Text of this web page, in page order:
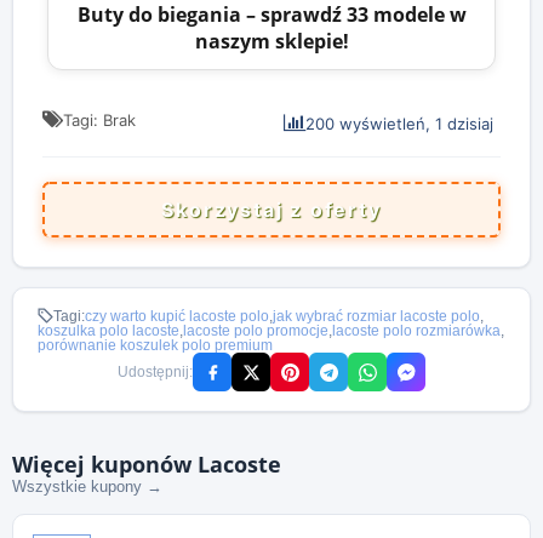
Buty do biegania – sprawdź 33 modele w
naszym sklepie!
Tagi: Brak 200 wyświetleń, 1 dzisiaj
Skorzystaj z oferty
Tagi:czy warto kupić lacoste polo jak wybrać rozmiar lacoste polo
koszulka polo lacoste, lacoste polo promocje, lacoste polo rozmiarówka,
porównanie koszulek polo premium
Udostępnij:
Więcej kuponów Lacoste
Wszystkie kupony →